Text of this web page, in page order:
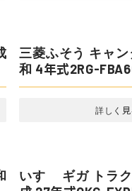
トヨタ ハイエー
22年式CBF-